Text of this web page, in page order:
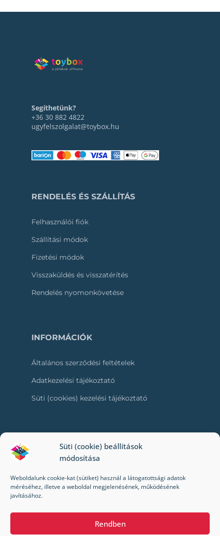
Süti (cookie) beállítások
módosítása
Weboldalunk cookie-kat (sütiket) használ a látogatottsági adatok
méréséhez, illetve a weboldal megjelenésének, működésének
javításához.
Rendben
Segíthetünk?
+36 30 882 4822
ugyfelszolgalat@toybox.hu
RENDELÉS ÉS SZÁLLÍTÁS
Felhasználói fiók
Szállítási módok
Fizetési módok
Visszaküldés és visszatérítés
Rendelés nyomonkövetése
INFORMÁCIÓK
Általános szerződési feltételek
Adatkezelési tájékoztató
Süti (cookies) kezelési tájékoztató
RÓLUNK
Kik vagyunk mi?